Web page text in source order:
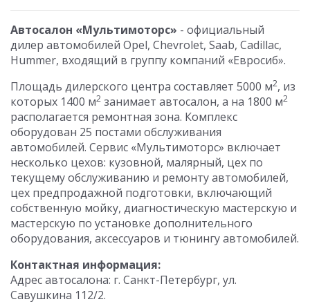
Автосалон «Мультимоторс» - официальный
дилер автомобилей Opel, Chevrolet, Saab, Cadillac,
Hummer, входящий в группу компаний «Евросиб».
Площадь дилерского центра составляет 5000 м2, из
которых 1400 м2 занимает автосалон, а на 1800 м2
располагается ремонтная зона. Комплекс
оборудован 25 постами обслуживания
автомобилей. Сервис «Мультимоторс» включает
несколько цехов: кузовной, малярный, цех по
текущему обслуживанию и ремонту автомобилей,
цех предпродажной подготовки, включающий
собственную мойку, диагностическую мастерскую и
мастерскую по установке дополнительного
оборудования, аксессуаров и тюнингу автомобилей.
Контактная информация:
Адрес автосалона: г. Санкт-Петербург, ул.
Савушкина 112/2.